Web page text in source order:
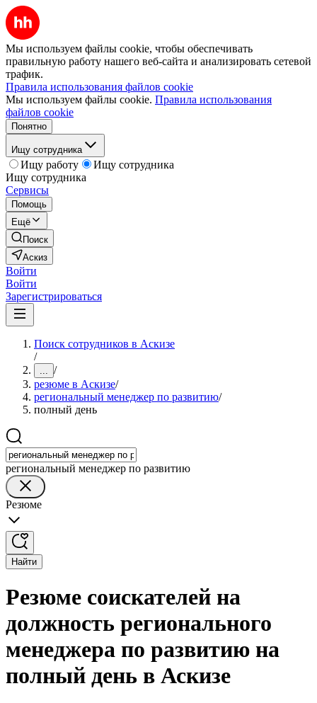
Мы используем файлы cookie, чтобы обеспечивать
правильную работу нашего веб-сайта и анализировать сетевой
трафик.
Правила использования файлов cookie
Мы используем файлы cookie. Правила использования
файлов cookie
Понятно
Ищу сотрудника
Ищу работу
Ищу сотрудника
Ищу сотрудника
Сервисы
Помощь
Ещё
Поиск
Аскиз
Войти
Войти
Зарегистрироваться
Поиск сотрудников в Аскизе
/
... /
резюме в Аскизе/
региональный менеджер по развитию/
полный день
региональный менеджер по развитию
Резюме
Найти
Резюме соискателей на
должность регионального
менеджера по развитию на
полный день в Аскизе